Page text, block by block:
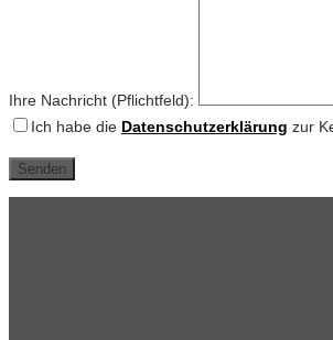
Ihre Nachricht (Pflichtfeld):
Ich habe die Datenschutzerklärung zur